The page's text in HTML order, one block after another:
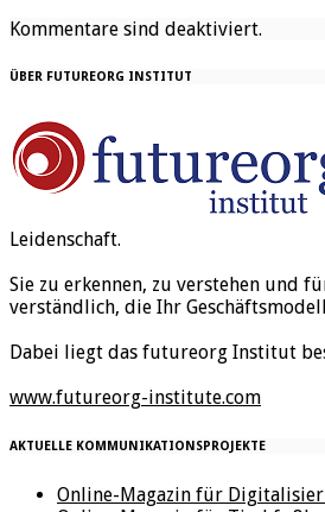
Kommentare sind deaktiviert.
ÜBER FUTUREORG INSTITUT
Leidenschaft.
Sie zu erkennen, zu verstehen und
verständlich, die Ihr
Dabei liegt das futureorg Institut
www.futureorg-institute.com
AKTUELLE KOMMUNIKATIONSPROJEKTE
Online-Magazin für